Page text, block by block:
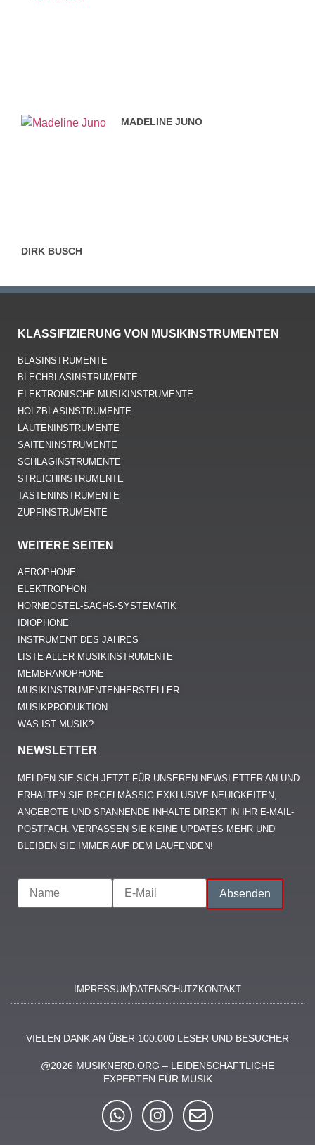
MADELINE JUNO
DIRK BUSCH
KLASSIFIZIERUNG VON MUSIKINSTRUMENTEN
BLASINSTRUMENTE
BLECHBLASINSTRUMENTE
ELEKTRONISCHE MUSIKINSTRUMENTE
HOLZBLASINSTRUMENTE
LAUTENINSTRUMENTE
SAITENINSTRUMENTE
SCHLAGINSTRUMENTE
STREICHINSTRUMENTE
TASTENINSTRUMENTE
ZUPFINSTRUMENTE
WEITERE SEITEN
AEROPHONE
ELEKTROPHON
HORNBOSTEL-SACHS-SYSTEMATIK
IDIOPHONE
INSTRUMENT DES JAHRES
LISTE ALLER MUSIKINSTRUMENTE
MEMBRANOPHONE
MUSIKINSTRUMENTENHERSTELLER
MUSIKPRODUKTION
WAS IST MUSIK?
NEWSLETTER
MELDEN SIE SICH JETZT FÜR UNSEREN NEWSLETTER AN UND
ERHALTEN SIE REGELMÄSSIG EXKLUSIVE NEUIGKEITEN, A
NGEBOTE UND SPANNENDE INHALTE DIREKT IN IHR E-MAIL-P
OSTFACH. VERPASSEN SIE KEINE UPDATES MEHR UND B
LEIBEN SIE IMMER AUF DEM LAUFENDEN!
IMPRESSUM DATENSCHUTZ KONTAKT
VIELEN DANK AN ÜBER 100.000 LESER UND BESUCHER
@2026 MUSIKNERD.ORG – LEIDENSCHAFTLICHE
EXPERTEN FÜR MUSIK